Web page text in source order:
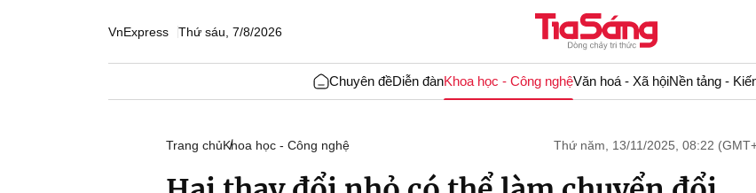
VnExpress Thứ sáu, 7/8/2026
Chuyên đềDiễn đànKhoa học - Công nghệVăn hoá - Xã hộiNền tảng -
Trang chủKhoa học - Công nghệ Thứ năm, 13/11/2025, 08:22